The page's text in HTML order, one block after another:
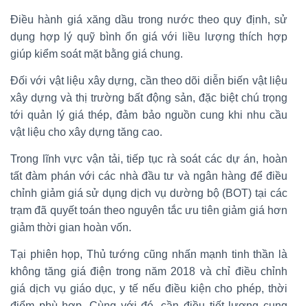
Điều hành giá xăng dầu trong nước theo quy định, sử
dụng hợp lý quỹ bình ổn giá với liều lượng thích hợp
giúp kiểm soát mặt bằng giá chung.
Đối với vật liệu xây dựng, cần theo dõi diễn biến vật liệu
xây dựng và thị trường bất động sản, đặc biệt chú trọng
tới quản lý giá thép, đảm bảo nguồn cung khi nhu cầu
vật liệu cho xây dựng tăng cao.
Trong lĩnh vực vận tải, tiếp tục rà soát các dự án, hoàn
tất đàm phán với các nhà đầu tư và ngân hàng để điều
chỉnh giảm giá sử dụng dịch vụ dường bộ (BOT) tại các
trạm đã quyết toán theo nguyên tắc ưu tiên giảm giá hơn
giảm thời gian hoàn vốn.
Tại phiên họp, Thủ tướng cũng nhấn mạnh tinh thần là
không tăng giá điện trong năm 2018 và chỉ điều chỉnh
giá dịch vụ giáo dục, y tế nếu điều kiện cho phép, thời